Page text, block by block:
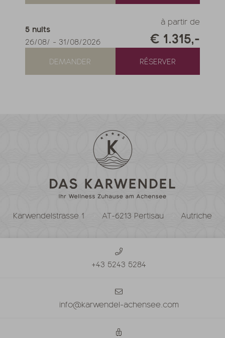
5 nuits
26/08/ - 31/08/2026
à partir de
€ 1.315,-
DEMANDER RÉSERVER
Karwendelstrasse 1 AT-6213 Pertisau Autriche
+43 5243 5284
info@karwendel-achensee.com